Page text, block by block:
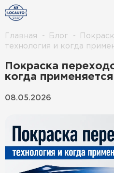
Главная Блог
технология и когда
Покраска
когда применяется
08.05.2026